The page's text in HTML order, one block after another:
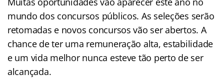
mundo dos concursos públicos. As seleções serão
retomadas e novos concursos vão ser abertos. A
chance de ter uma remuneração alta, estabilidade
e um vida melhor nunca esteve tão perto de ser
alcançada.